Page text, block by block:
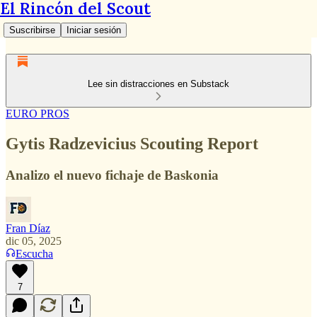
El Rincón del Scout
Suscribirse Iniciar sesión
Lee sin distracciones en Substack
EURO PROS
Gytis Radzevicius Scouting Report
Analizo el nuevo fichaje de Baskonia
Fran Díaz
dic 05, 2025
Escucha
7